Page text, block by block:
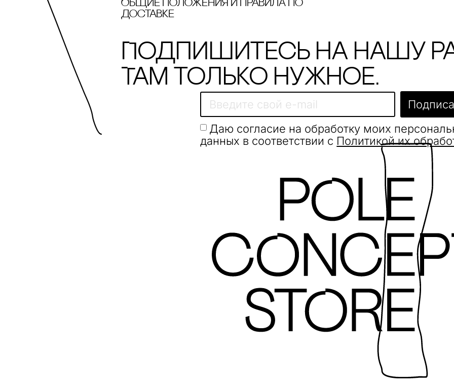
Общие положения и правила по
доставке
Подпишитесь на нашу
Там только нужное.
Даю согласие на обработку моих
данных в соответствии с Политикой их